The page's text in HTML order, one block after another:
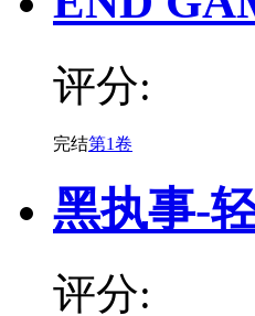
评分:
完结第1卷
黑执事-
评分: